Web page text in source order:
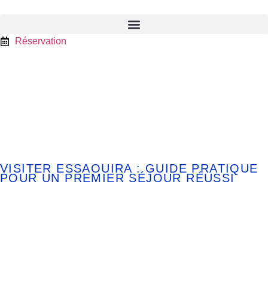
Réservation
VISITER ESSAOUIRA : GUIDE PRATIQUE
POUR UN PREMIER SÉJOUR RÉUSSI